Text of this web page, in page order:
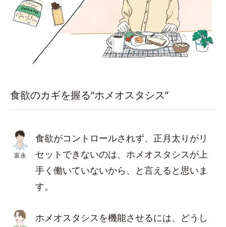
食欲のカギを握る“ホメオスタシス”
富永
食欲がコントロールされず、正月太りがリ
セットできないのは、ホメオスタシスが上
手く働いていないから、と言えると思いま
す。
ホメオスタシスを機能させるには、どうし